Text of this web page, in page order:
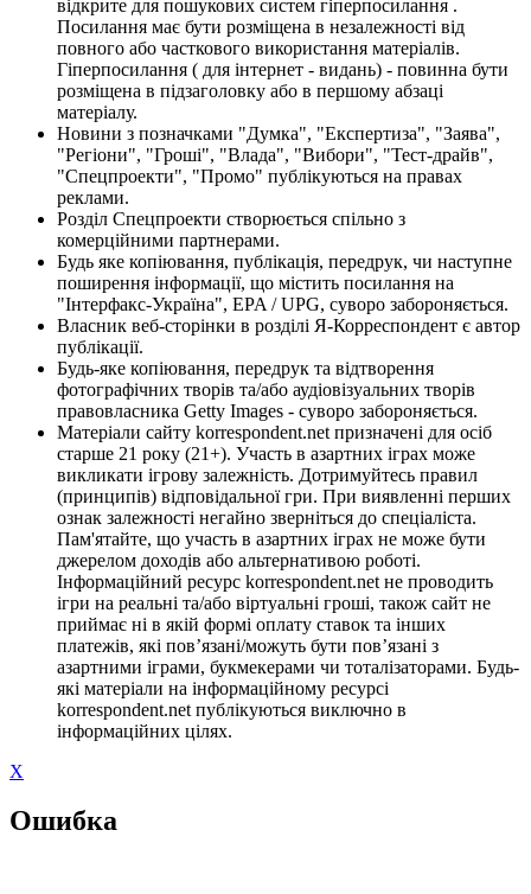
відкрите для пошукових систем гіперпосилання .
Посилання має бути розміщена в незалежності від
повного або часткового використання матеріалів.
Гіперпосилання ( для інтернет - видань) - повинна бути
розміщена в підзаголовку або в першому абзаці
матеріалу.
Новини з позначками "Думка", "Експертиза", "Заява",
"Регіони", "Гроші", "Влада", "Вибори", "Тест-драйв",
"Спецпроекти", "Промо" публікуються на правах
реклами.
Розділ Спецпроекти створюється спільно з
комерційними партнерами.
Будь яке копіювання, публікація, передрук, чи наступне
поширення інформації, що містить посилання на
"Інтерфакс-Україна", EPA / UPG, суворо забороняється.
Власник веб-сторінки в розділі Я-Корреспондент є автор
публікації.
Будь-яке копіювання, передрук та відтворення
фотографічних творів та/або аудіовізуальних творів
правовласника Getty Images - суворо забороняється.
Матеріали сайту korrespondent.net призначені для осіб
старше 21 року (21+). Участь в азартних іграх може
викликати ігрову залежність. Дотримуйтесь правил
(принципів) відповідальної гри. При виявленні перших
ознак залежності негайно зверніться до спеціаліста.
Пам'ятайте, що участь в азартних іграх не може бути
джерелом доходів або альтернативою роботі.
Інформаційний ресурс korrespondent.net не проводить
ігри на реальні та/або віртуальні гроші, також сайт не
приймає ні в якій формі оплату ставок та інших
платежів, які пов’язані/можуть бути пов’язані з
азартними іграми, букмекерами чи тоталізаторами. Будь-
які матеріали на інформаційному ресурсі
korrespondent.net публікуються виключно в
інформаційних цілях.
X
Ошибка